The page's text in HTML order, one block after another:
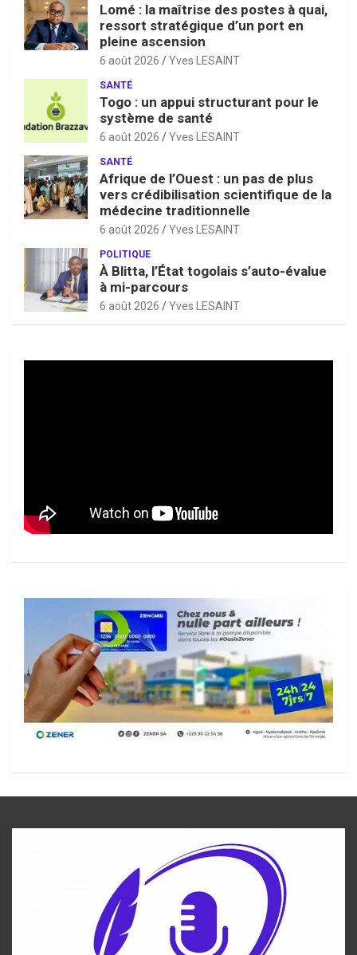
Lomé : la maîtrise des postes à quai,
ressort stratégique d’un port en
pleine ascension
6 août 2026 Yves LESAINT
SANTÉ
Togo : un appui structurant pour le
système de santé
6 août 2026 Yves LESAINT
SANTÉ
Afrique de l’Ouest : un pas de plus
vers crédibilisation scientifique de la
médecine traditionnelle
6 août 2026 Yves LESAINT
POLITIQUE
À Blitta, l’État togolais s’auto-évalue
à mi-parcours
6 août 2026 Yves LESAINT